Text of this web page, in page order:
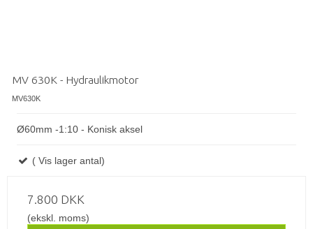
MV 630K - Hydraulikmotor
MV630K
Ø60mm -1:10 - Konisk aksel
( Vis lager antal)
7.800 DKK
(ekskl. moms)